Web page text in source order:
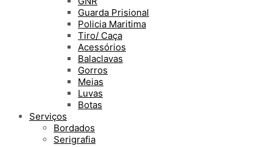
Guarda Prisional
Policia Maritima
Tiro/ Caça
Acessórios
Balaclavas
Gorros
Meias
Luvas
Botas
Serviços
Bordados
Serigrafia